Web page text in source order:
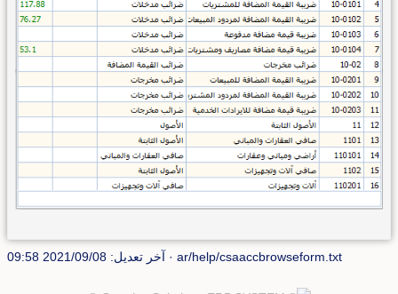
ar/help/csaaccbrowseform.txt · آخر تعديل: 2021/09/08 09:58